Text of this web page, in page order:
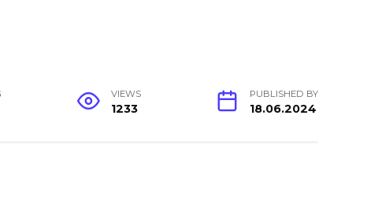
VIEWS
1233
PUBLISHED BY
18.06.2024